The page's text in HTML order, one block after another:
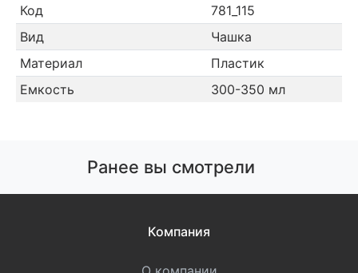
Код
781_115
Вид
Чашка
Материал
Пластик
Емкость
300-350 мл
Ранее вы смотрели
Компания